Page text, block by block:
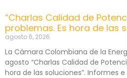
“Charlas Calidad de
problemas. Es hora de las
agosto 6, 2026
La Cámara Colombiana de la
agosto “Charlas Calidad de
hora de las soluciones”. Informes e